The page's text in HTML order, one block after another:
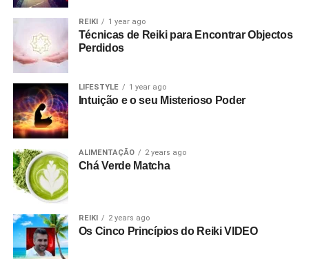
REIKI 1 year ago
Técnicas de Reiki para Encontrar Objectos
Perdidos
LIFESTYLE 1 year ago
Intuição e o seu Misterioso Poder
ALIMENTAÇÃO 2 years ago
Chá Verde Matcha
REIKI 2 years ago
Os Cinco Princípios do Reiki VIDEO